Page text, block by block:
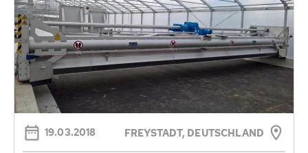
19.03.2018 FREYSTADT, DEUTSCHLAND